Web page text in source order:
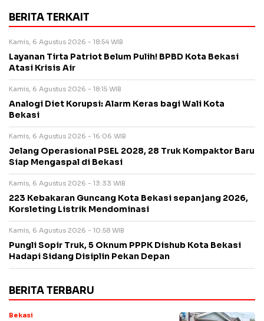
BERITA TERKAIT
Kamis, 6 Agustus 2026 - 18:54 WIB
Layanan Tirta Patriot Belum Pulih! BPBD Kota Bekasi
Atasi Krisis Air
Kamis, 6 Agustus 2026 - 18:15 WIB
Analogi Diet Korupsi: Alarm Keras bagi Wali Kota
Bekasi
Kamis, 6 Agustus 2026 - 16:06 WIB
Jelang Operasional PSEL 2028, 28 Truk Kompaktor Baru
Siap Mengaspal di Bekasi
Kamis, 6 Agustus 2026 - 13:33 WIB
223 Kebakaran Guncang Kota Bekasi sepanjang 2026,
Korsleting Listrik Mendominasi
Kamis, 6 Agustus 2026 - 10:58 WIB
Pungli Sopir Truk, 5 Oknum PPPK Dishub Kota Bekasi
Hadapi Sidang Disiplin Pekan Depan
BERITA TERBARU
Bekasi